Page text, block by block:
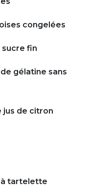
congelées
fin
de gélatine sans
jus de citron
à tartelette